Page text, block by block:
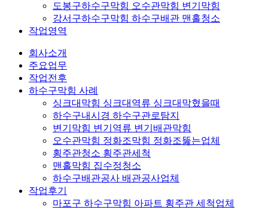
도봉구하수구막힘 오수관막힘 변기막힘
강서구하수구막힘 하수구배관 맨홀청소
작업영역
회사소개
주요업무
작업전후
하수구막힘 사례
싱크대막힘 싱크대역류 싱크대막혔을때
하수구내시경 하수구관로탐지
변기막힘 변기역류 변기배관막힘
오수관막힘 정화조막힘 정화조뚫는업체
횡주관청소 횡주관세척
맨홀막힘 집수정청소
하수구배관공사 배관공사업체
작업후기
마포구 하수구막힘 아파트 횡주관 세척업체